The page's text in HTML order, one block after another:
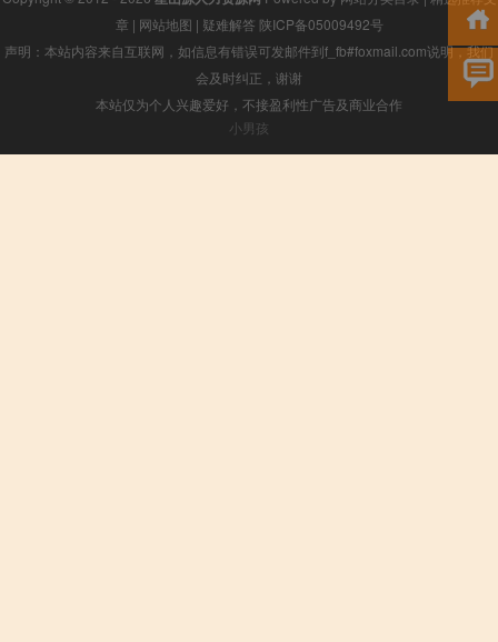
章 | 网站地图 | 疑难解答 陕ICP备05009492号
声明：本站内容来自互联网，如信息有错误可发邮件到f_fb#foxmail.com说明，我们
会及时纠正，谢谢
本站仅为个人兴趣爱好，不接盈利性广告及商业合作
小男孩